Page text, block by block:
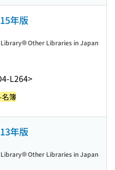
年版
L264>
Other Libraries in Japan
名簿
年版
Other Libraries in Japan